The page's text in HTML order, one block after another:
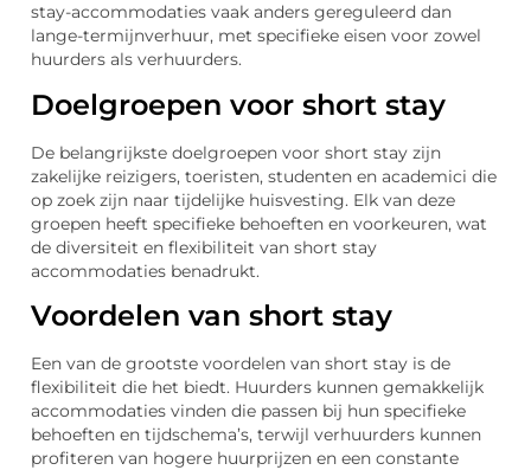
stay-accommodaties vaak anders gereguleerd dan
lange-termijnverhuur, met specifieke eisen voor zowel
huurders als verhuurders.
Doelgroepen voor short stay
De belangrijkste doelgroepen voor short stay zijn
zakelijke reizigers, toeristen, studenten en academici die
op zoek zijn naar tijdelijke huisvesting. Elk van deze
groepen heeft specifieke behoeften en voorkeuren, wat
de diversiteit en flexibiliteit van short stay
accommodaties benadrukt.
Voordelen van short stay
Een van de grootste voordelen van short stay is de
flexibiliteit die het biedt. Huurders kunnen gemakkelijk
accommodaties vinden die passen bij hun specifieke
behoeften en tijdschema’s, terwijl verhuurders kunnen
profiteren van hogere huurprijzen en een constante